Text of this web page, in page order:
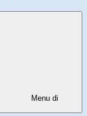
Menu di